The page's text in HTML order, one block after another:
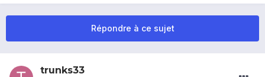
Répondre à ce sujet
trunks33